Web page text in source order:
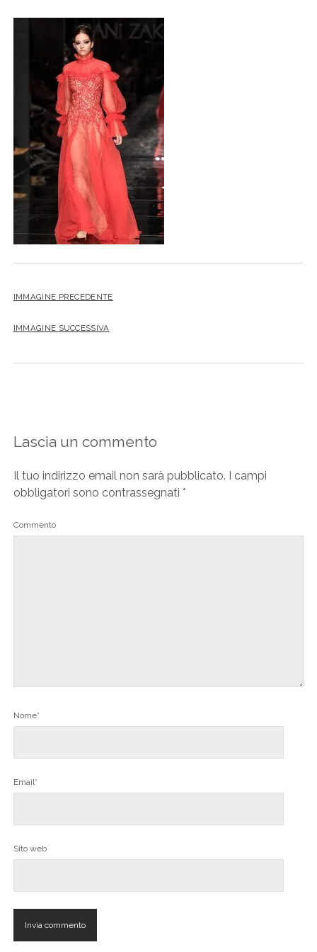
IMMAGINE PRECEDENTE
IMMAGINE SUCCESSIVA
Lascia un commento
Il tuo indirizzo email non sarà pubblicato. I campi
obbligatori sono contrassegnati *
Commento
Nome*
Email*
Sito web